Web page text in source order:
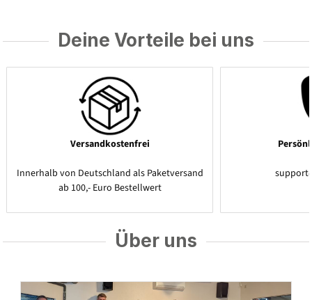
Deine Vorteile bei uns
Versandkostenfrei
Innerhalb von Deutschland als Paketversand
ab 100,- Euro Bestellwert
Über uns